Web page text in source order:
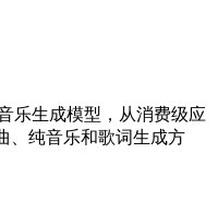
乐生成模型，从消费级应
、纯音乐和歌词生成方